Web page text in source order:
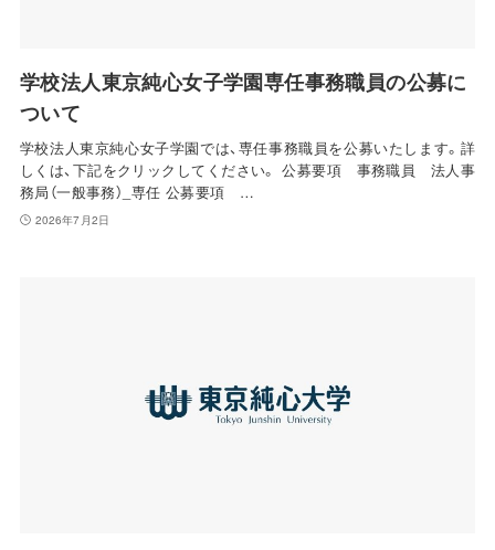
学校法人東京純心女子学園専任事務職員の公募に
ついて
学校法人東京純心女子学園では、専任事務職員を公募いたします。詳
しくは、下記をクリックしてください。 公募要項 事務職員 法人事
務局（一般事務）_専任 公募要項 …
2026年7月2日